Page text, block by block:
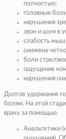
полностью;
головные
нарушения
звон и шум в
слабость
снижена
боли
ощущение
нарушения
Долгое удержание
болям. На этой
врачу за помощью.
Анальгетики